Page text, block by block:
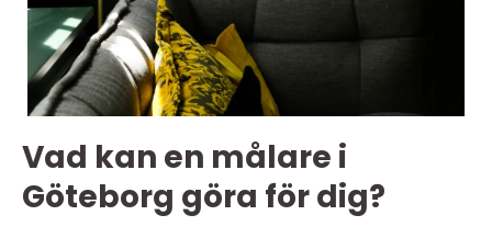
Vad kan en målare i
Göteborg göra för dig?